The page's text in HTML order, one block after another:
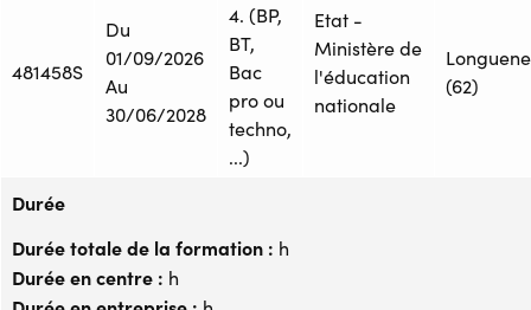
481458S
Du
01/09/2026
Au
30/06/2028
4. (BP,
BT,
Bac
pro ou
techno,
...)
Etat -
Ministère de
l'éducation
nationale
(62)
Durée
Durée totale de la formation : h
Durée en centre : h